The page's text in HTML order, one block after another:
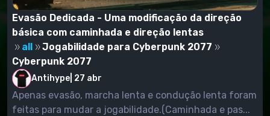
Evasão Dedicada - Uma modificação da direção
básica com caminhada e direção lentas
all
Jogabilidade para Cyberpunk 2077
Cyberpunk 2077
Antihype 27 abr
Apenas evasão, marcha lenta e condução lenta foram
feitas para mudar a jogabilidade.(Caminhada e pas...